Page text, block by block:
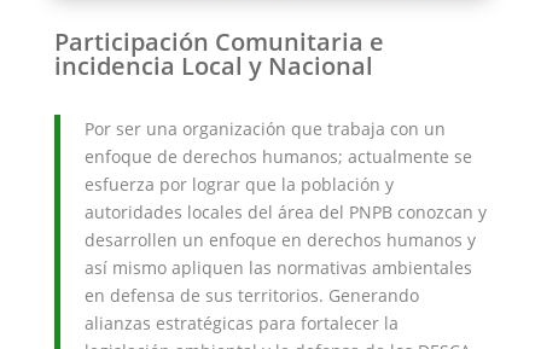
Participación Comunitaria e
incidencia Local y Nacional
Por ser una organización que trabaja con un
enfoque de derechos humanos; actualmente se
esfuerza por lograr que la población y
autoridades locales del área del PNPB conozcan y
desarrollen un enfoque en derechos humanos y
así mismo apliquen las normativas ambientales
en defensa de sus territorios. Generando
alianzas estratégicas para fortalecer la